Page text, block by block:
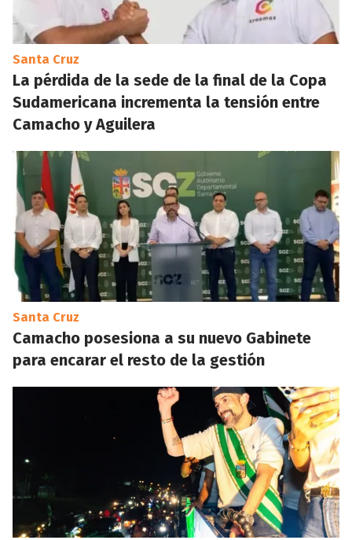
Santa Cruz
La pérdida de la sede de la final de la Copa
Sudamericana incrementa la tensión entre
Camacho y Aguilera
Santa Cruz
Camacho posesiona a su nuevo Gabinete
para encarar el resto de la gestión